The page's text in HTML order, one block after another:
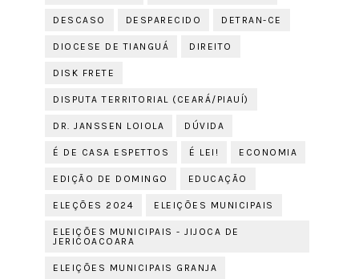
DESCASO DESPARECIDO DETRAN-CE
DIOCESE DE TIANGUÁ DIREITO
DISK FRETE
DISPUTA TERRITORIAL (CEARÁ/PIAUÍ)
DR. JANSSEN LOIOLA DÚVIDA
É DE CASA ESPETTOS É LEI! ECONOMIA
EDIÇÃO DE DOMINGO EDUCAÇÃO
ELEÇÕES 2024 ELEIÇÕES MUNICIPAIS
ELEIÇÕES MUNICIPAIS - JIJOCA DE
JERICOACOARA
ELEIÇÕES MUNICIPAIS GRANJA